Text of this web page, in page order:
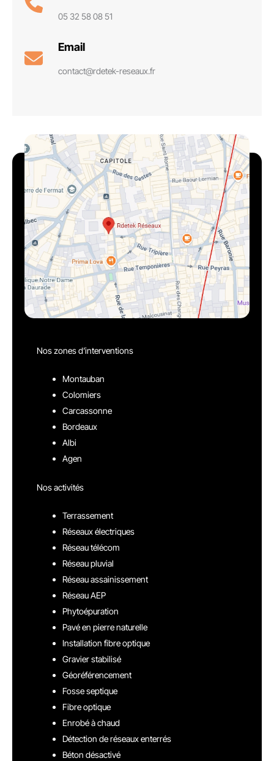
05 32 58 08 51
Email
contact@rdetek-reseaux.fr
Nos zones d’interventions
Montauban
Colomiers
Carcassonne
Bordeaux
Albi
Agen
Nos activités
Terrassement
Réseaux électriques
Réseau télécom
Réseau pluvial
Réseau assainissement
Réseau AEP
Phytoépuration
Pavé en pierre naturelle
Installation fibre optique
Gravier stabilisé
Géoréférencement
Fosse septique
Fibre optique
Enrobé à chaud
Détection de réseaux enterrés
Béton désactivé